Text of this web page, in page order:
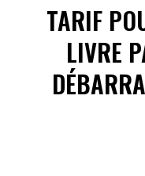
TARIF
LIVRE